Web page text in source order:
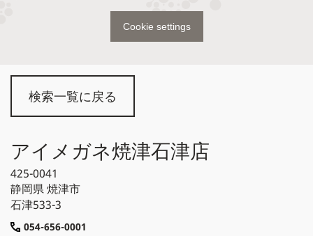
検索一覧に戻る
アイメガネ焼津石津店
425-0041
静岡県焼津市
石津533-3
054-656-0001
Cookie settings